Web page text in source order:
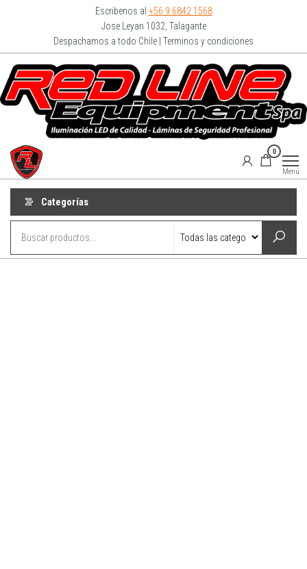
Escribenos al +56 9 6842 1568
Jose Leyan 1032, Talagante
Despachamos a todo Chile | Terminos y condiciones
0
Menú
Categorías